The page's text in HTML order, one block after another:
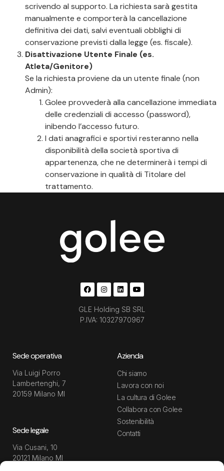
scrivendo al supporto. La richiesta sarà gestita
manualmente e comporterà la cancellazione
definitiva dei dati, salvi eventuali obblighi di
conservazione previsti dalla legge (es. fiscale).
Disattivazione Utente Finale (es.
Atleta/Genitore)
Se la richiesta proviene da un utente finale (non
Admin):
Golee provvederà alla cancellazione immediata
delle credenziali di accesso (password),
inibendo l’accesso futuro.
I dati anagrafici e sportivi resteranno nella
disponibilità della società sportiva di
appartenenza, che ne determinerà i tempi di
conservazione in qualità di Titolare del
trattamento.
GLE Holding SB SRL
P.IVA: 10327970967
Sede operativa
Via Luigi Porro
Lambertenghi, 7
20159 Milano MI
Sede legale
Via Cusani, 10
20121 Milano MI
Azienda
Chi siamo
Lavora con noi
La cultura di Golee
Collabora con Golee
Sostenibilità
Contatti